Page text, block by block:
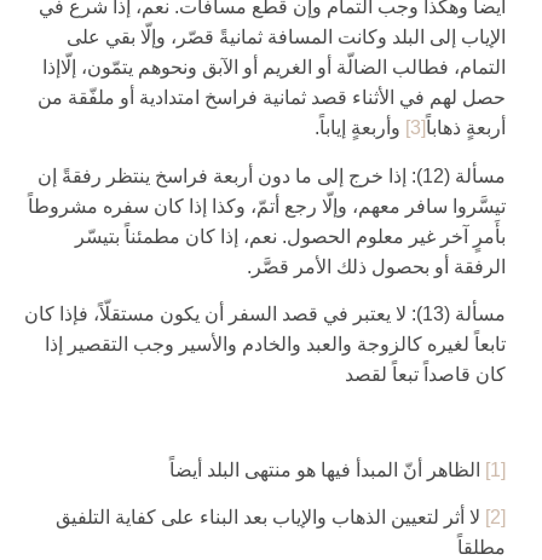
أيضاً وهكذا وجب التمام وإن قطع مسافات. نعم، إذا شرع في
الإياب إلى البلد وكانت المسافة ثمانيةً قصّر، وإلّا بقي على
التمام، فطالب الضالّة أو الغريم أو الآبق ونحوهم يتمّون، إلّاإذا
حصل لهم في الأثناء قصد ثمانية فراسخ امتدادية أو ملفّقة من
أربعةٍ ذهاباً[3] وأربعةٍ إياباً.
مسألة (12): إذا خرج إلى ما دون أربعة فراسخ ينتظر رفقةً إن
تيسَّروا سافر معهم، وإلّا رجع أتمّ، وكذا إذا كان سفره مشروطاً
بأَمرٍ آخر غير معلوم الحصول. نعم، إذا كان مطمئناً بتيسّر
الرفقة أو بحصول ذلك الأمر قصَّر.
مسألة (13): لا يعتبر في قصد السفر أن يكون مستقلّاً، فإذا كان
تابعاً لغيره كالزوجة والعبد والخادم والأسير وجب التقصير إذا
كان قاصداً تبعاً لقصد
[1] الظاهر أنّ المبدأ فيها هو منتهى البلد أيضاً
[2]
لا أثر لتعيين الذهاب والإياب بعد البناء على كفاية التلفيق
مطلقاً